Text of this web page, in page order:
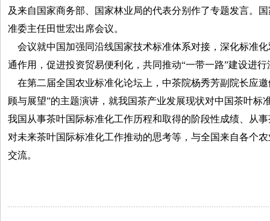
及来自国家商务部、国家林业局的代表分别作了专题发言。
准委主任田世宏出席会议。
会议就中国加强同沿线国家技术标准体系对接，深化标准
通作用，促进投资贸易便利化，共同推动“一带一路”建设进行
在第二届全国农业标准化论坛上，中茶院杨秀芳副院长应
顾与展望”的主题演讲，就我国茶产业发展现状对中国茶叶标
我国从事茶叶国际标准化工作历程和取得的阶段性成绩、从
对未来茶叶国际标准化工作推动的思考等，与全国来自各个
交流。